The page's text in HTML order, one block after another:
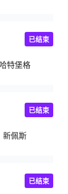
哈特堡格
已结束
新佩斯
已结束
已结束